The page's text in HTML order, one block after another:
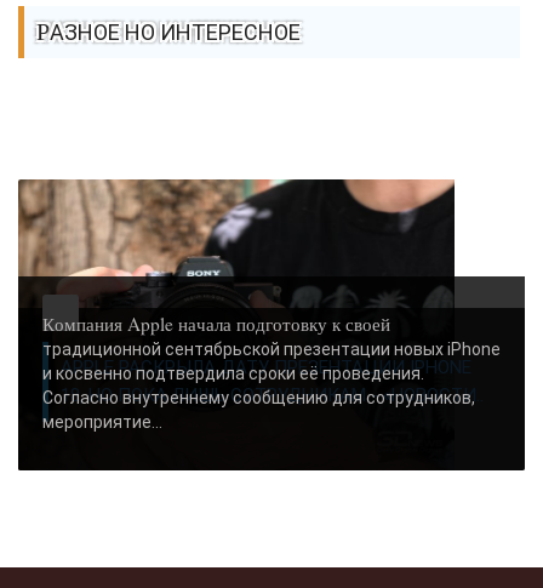
РАЗНОЕ НО ИНТЕРЕСНОЕ
APPLE РАСКРЫЛА ДАТУ ПРЕЗЕНТАЦИИ IPHONE
18, НО ПОКА ЛИШЬ СОТРУДНИКАМ - «НОВОСТИ..
Компания Apple начала подготовку к своей
традиционной сентябрьской презентации новых iPhone
и косвенно подтвердила сроки её проведения.
Согласно внутреннему сообщению для сотрудников,
мероприятие...